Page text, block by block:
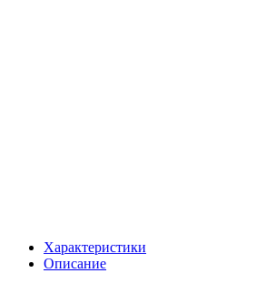
Характеристики
Описание